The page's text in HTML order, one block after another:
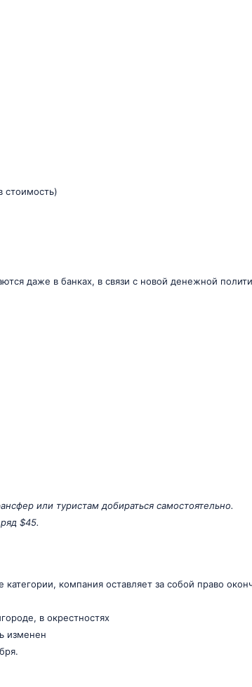
стоимость)
даже в банках, в связи с новой денежной
или туристам добираться самостоятельно.
$45.
компания оставляет за собой право
в окрестностях
изменен